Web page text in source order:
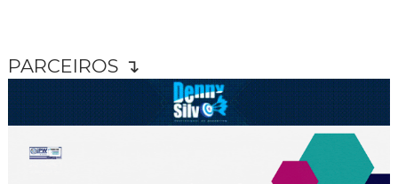
PARCEIROS ↴